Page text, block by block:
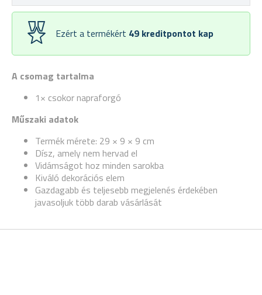
A csomag tartalma
1× csokor napraforgó
Műszaki adatok
Termék mérete: 29 × 9 × 9 cm
Dísz, amely nem hervad el
Vidámságot hoz minden sarokba
Kiváló dekorációs elem
Gazdagabb és teljesebb megjelenés érdekében
javasoljuk több darab vásárlását
Ezért a termékért 49 kreditpontot kap